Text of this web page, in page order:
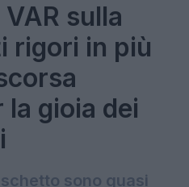
sulla
rigori in più
la gioia dei
sono quasi